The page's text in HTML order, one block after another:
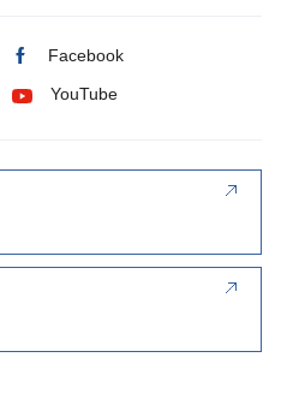
Facebook
YouTube